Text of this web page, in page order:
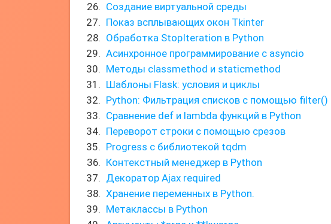
Создание виртуальной среды
Показ всплывающих окон Tkinter
Обработка StopIteration в Python
Асинхронное программирование с asyncio
Методы classmethod и staticmethod
Шаблоны Flask: условия и циклы
Python: Фильтрация списков с помощью filter()
Сравнение def и lambda функций в Python
Переворот строки с помощью срезов
Progress с библиотекой tqdm
Контекстный менеджер в Python
Декоратор Ajax required
Хранение переменных в Python.
Метаклассы в Python